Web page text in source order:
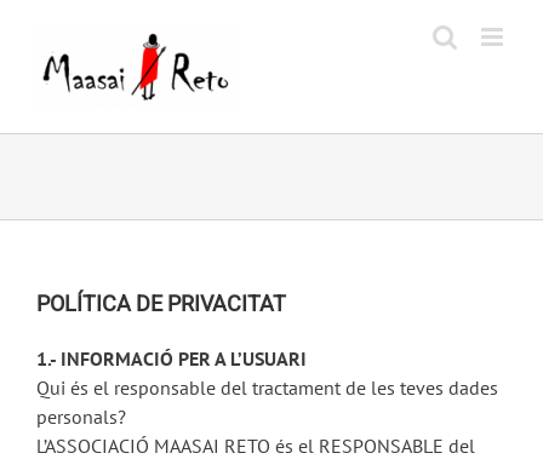
contenido
POLÍTICA DE PRIVACITAT
1.- INFORMACIÓ PER A L’USUARI
Qui és el responsable del tractament de les teves dades
personals?
L’ASSOCIACIÓ MAASAI RETO és el RESPONSABLE del